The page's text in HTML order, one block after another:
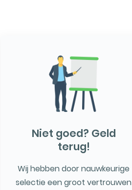
Niet goed? Geld
terug!
Wij hebben door nauwkeurige
selectie een groot vertrouwen